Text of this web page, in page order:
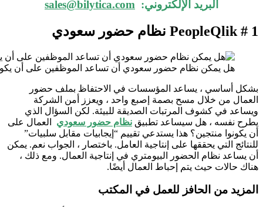
البريد الإلكتروني: sales@bilytica.com
PeopleQlik # 1 نظام حضور سعودي
هل يمكن نظام حضور سعودي أن تساعد الموظفين على أن
بشكل أساسي ، يساعد المؤسسات في الاحتفاظ بملف حضور
العمال من خلال مسح بصمة إصبع واحد ، ويعزز أمن الشركة
ويساعد في كشوف المرتبات الصديقة للبيئة. لكن السؤال الذي
يطرح نفسه ، هل سيساعد تطبيق نظام حضور سعودي العمال على
أن يكونوا منتجين؟ هذا يستدعي تقييم “إيجابيات مقابل سلبيات”
للنتائج التي يحققها على إنتاجية العامل. باختصار ، الجواب نعم. يمكن
أن يساعد نظام الحضور البيومتري في إنتاجية العمال. ومع ذلك ،
هناك حالات حيث يتم إحباط العمال أيضًا.
المزيد من الحافز للعمل في المكتب